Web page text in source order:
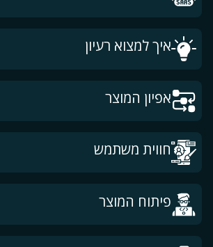
איך למצוא רעיון
אפיון המוצר
חווית משתמש
פיתוח המוצר